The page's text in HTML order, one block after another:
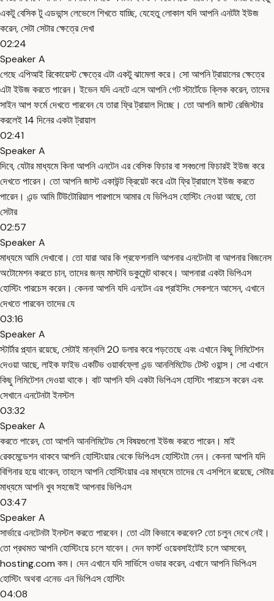
একটু বেসিক টু এডভান্স লেভেলে শিখতে যাচ্ছি, যেহেতু লোকাল যদি আপনি এনটটা ইউজ
করেন, সেটা সেটার ক্ষেত্রে দেখা
02:24
Speaker A
গেছে এপিআই রিকোয়েস্ট ক্ষেত্রে এটা একটু ঝামেলা করে। সো আপনি ট্রায়ালের ক্ষেত্রে
এটা ইউজ করতে পারেন। ইভেন যদি এনটে এসে আপনি গেট স্টার্টেডে ক্লিক করেন, তাদের
সাইন আপ ফর্মে দেখতে পারবেন যে তারা ফ্রি ট্রায়াল দিচ্ছে। তো আপনি জাস্ট রেজিস্টার
করলেই 14 দিনের একটা ট্রায়াল
02:41
Speaker A
দিবে, যেটার মাধ্যমে কিনা আপনি এনটেন এর বেসিক ফিচার বা সবগুলো ফিচারই ইউজ করে
দেখতে পারেন। তো আপনি জাস্ট একাউন্ট ক্রিয়েট করে এটা ফ্রি ট্রায়ালে ইউজ করতে
পারেন। এন্ড আমি টিউটোরিয়াল পারপাসে আমার যে ভিপিএস হোস্টিং নেওয়া আছে, তো
সেটার
02:57
Speaker A
মাধ্যমে আমি দেখাবো। তো যারা আর কি প্রফেশনালি আপনার এনটেনটা বা আপনার বিজনেস
অটোমেশন করতে চান, তাদের জন্য মাস্টবি ডকুমেন্ট থাকবে। আপনারা একটা ভিপিএস
হোস্টিং পারচেস করেন। কেননা আপনি যদি এনটেন এর প্রাইসিং সেকশনে আসেন, এখানে
দেখতে পারবেন তাদের যে
03:16
Speaker A
স্টার্টার প্ল্যান রয়েছে, সেটাই মান্থলি 20 ডলার করে পড়তেছে এবং এখানে কিছু লিমিটেশন
দেওয়া আছে, লাইক ফাইভ একটিভ ওয়ার্কফ্লো এন্ড আনলিমিটেড টেস্ট ওয়ান্স। সো এখানে
কিছু লিমিটেশন দেওয়া থাকে। বাট আপনি যদি একটা ভিপিএস হোস্টিং পারচেস করেন এবং
সেখানে এনটেনটা ইনস্টল
03:32
Speaker A
করতে পারেন, তো আপনি আনলিমিটেড সে বিষয়গুলো ইউজ করতে পারেন। মাই
রেকমেন্ডেশন থাকবে আপনি হোস্টিংয়ার থেকে ভিপিএস হোস্টিংটা নেন। কেননা আপনি যদি
বিগিনার হয়ে থাকেন, তাহলে আপনি হোস্টিংয়ার এর মাধ্যমে তাদের যে এসপিনে রয়েছে, সেটার
মাধ্যমে আপনি খুব সহজেই আপনার ভিপিএস
03:47
Speaker A
সার্ভারে এনটেনটা ইনস্টল করতে পারবেন। তো এটা কিভাবে করবেন? তো চলুন দেখে নেই।
তো প্রথমত আপনি হোস্টিংয়ে চলে যাবেন। দেন ফার্স্ট ওয়েবসাইটেই চলে আসবেন,
hosting.com কম। দেন এখানে যদি সার্ভিসে ওভার করেন, এখানে আপনি ভিপিএস
হোস্টিং অথবা এনেড এন ভিপিএস হোস্টিং
04:08